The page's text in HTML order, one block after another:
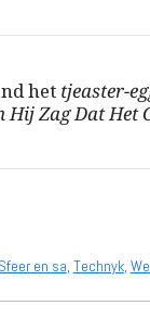
het tjeaster-
Hij Zag Dat Het
Sfeer en sa, Technyk,